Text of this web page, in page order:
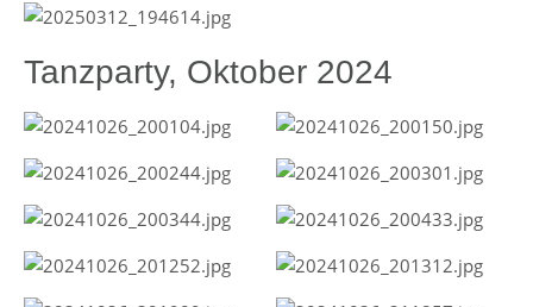
Tanzparty, Oktober 2024